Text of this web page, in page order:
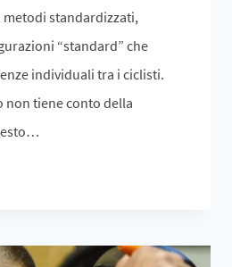
metodi standardizzati,
“standard” che
individuali tra i ciclisti.
non tiene conto della